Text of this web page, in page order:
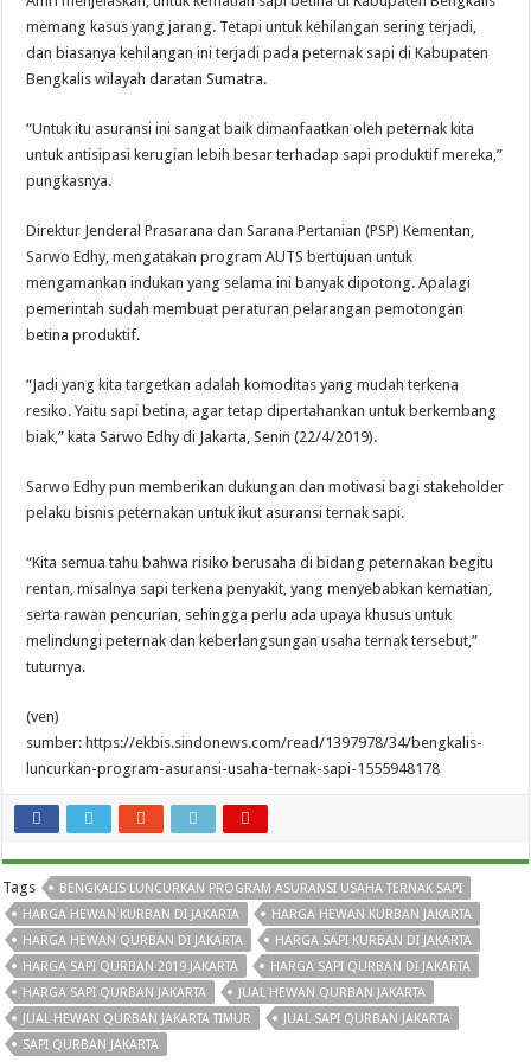
memang kasus yang jarang. Tetapi untuk kehilangan sering terjadi,
dan biasanya kehilangan ini terjadi pada peternak sapi di Kabupaten
Bengkalis wilayah daratan Sumatra.
“Untuk itu asuransi ini sangat baik dimanfaatkan oleh peternak kita
untuk antisipasi kerugian lebih besar terhadap sapi produktif mereka,”
pungkasnya.
Direktur Jenderal Prasarana dan Sarana Pertanian (PSP) Kementan,
Sarwo Edhy, mengatakan program AUTS bertujuan untuk
mengamankan indukan yang selama ini banyak dipotong. Apalagi
pemerintah sudah membuat peraturan pelarangan pemotongan
betina produktif.
“Jadi yang kita targetkan adalah komoditas yang mudah terkena
resiko. Yaitu sapi betina, agar tetap dipertahankan untuk berkembang
biak,” kata Sarwo Edhy di Jakarta, Senin (22/4/2019).
Sarwo Edhy pun memberikan dukungan dan motivasi bagi stakeholder
pelaku bisnis peternakan untuk ikut asuransi ternak sapi.
“Kita semua tahu bahwa risiko berusaha di bidang peternakan begitu
rentan, misalnya sapi terkena penyakit, yang menyebabkan kematian,
serta rawan pencurian, sehingga perlu ada upaya khusus untuk
melindungi peternak dan keberlangsungan usaha ternak tersebut,”
tuturnya.
(ven)
sumber: https://ekbis.sindonews.com/read/1397978/34/bengkalis-
luncurkan-program-asuransi-usaha-ternak-sapi-1555948178
Tags
BENGKALIS LUNCURKAN PROGRAM ASURANSI USAHA TERNAK SAPI
HARGA HEWAN KURBAN DI JAKARTA
HARGA HEWAN KURBAN JAKARTA
HARGA HEWAN QURBAN DI JAKARTA
HARGA SAPI KURBAN DI JAKARTA
HARGA SAPI QURBAN 2019 JAKARTA
HARGA SAPI QURBAN DI JAKARTA
HARGA SAPI QURBAN JAKARTA
JUAL HEWAN QURBAN JAKARTA
JUAL HEWAN QURBAN JAKARTA TIMUR
JUAL SAPI QURBAN JAKARTA
SAPI QURBAN JAKARTA